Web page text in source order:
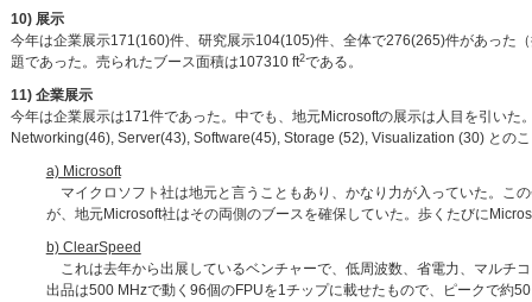
10) 展示
今年は企業展示171(160)件、研究展示104(105)件、全体で276(265)件があった
題であった。売られたブース面積は107310 ft2である。
11) 企業展示
今年は企業展示は171件であった。中でも、地元Microsoftの展示は人目を引い
Networking(46), Server(43), Software(45), Storage (52), Visualization (30) との
a) Microsoft
マイクロソフト社は地元と言うこともあり、かなり力が入っていた。こ
が、地元Microsoft社はその両側のブースを確保していた。歩くたびに
b) ClearSpeed
これは去年から出展しているベンチャーで、低周波数、省電力、マルチ
出品は500 MHzで動く96個のFPUを1チップに載せたもので、ピークで約